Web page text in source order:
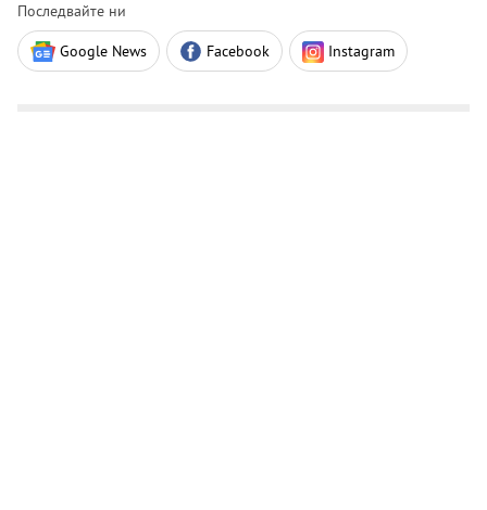
Последвайте ни
Google News Facebook Instagram